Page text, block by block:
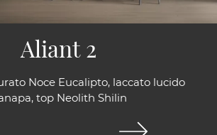
Noce Eucalipto, laccato lucido
top Neolith Shilin
Aliant 2